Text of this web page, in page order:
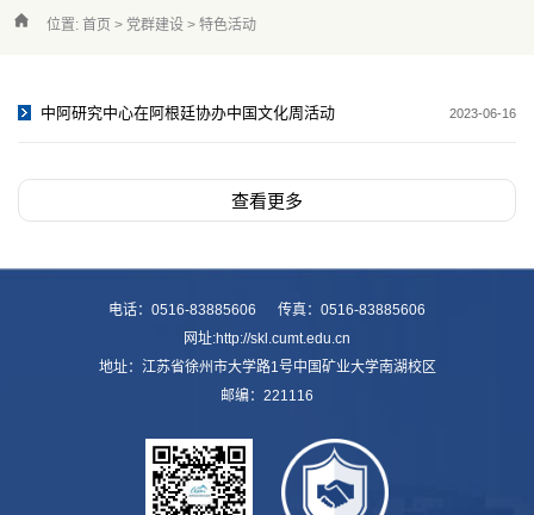
位置: 首页 > 党群建设 > 特色活动
中阿研究中心在阿根廷协办中国文化周活动 2023-06-16
查看更多
电话：0516-83885606 传真：0516-83885606
网址:http://skl.cumt.edu.cn
地址：江苏省徐州市大学路1号中国矿业大学南湖校区
邮编：221116